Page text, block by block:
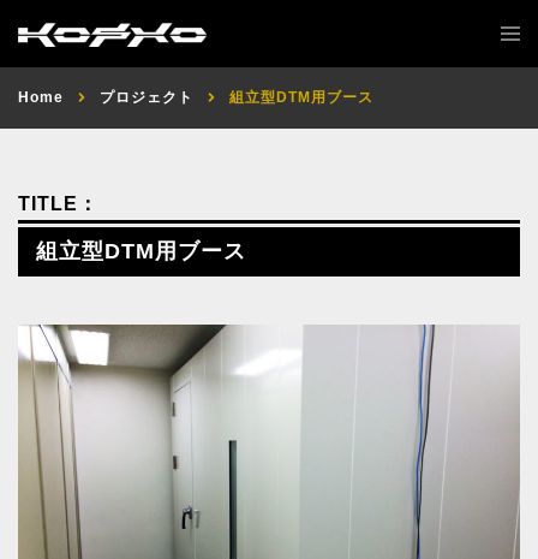
Home プロジェクト 組立型DTM用ブース
組立型DTM用ブース